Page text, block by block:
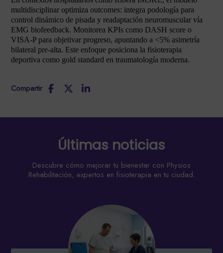
multidisciplinar optimiza outcomes: integra podología para
control dinámico de pisada y readaptación neuromuscular vía
EMG biofeedback. Monitorea KPIs como DASH score o
VISA-P para objetivar progreso, apuntando a <5% asimetría
bilateral pre-alta. Este enfoque posiciona la fisioterapia
deportiva como gold standard en traumatología moderna.
Compartir
Últimas noticias
Descubre cómo mejorar tu bienestar con Physios
Rehabilitación, expertos en fisioterapia en tu ciudad.